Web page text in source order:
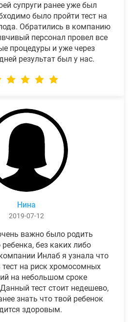
супруги ранее уже был
было пройти тест на
Обратились в компанию
персонал провел все
процедуры и уже через
результат был у нас.
Нина
2019-07-12
важно было родить
без каких либо
Инлаб я узнала что
на риск хромосомных
на небольшом сроке
тест стоит недешево,
знать что твой ребенок
здоровым.